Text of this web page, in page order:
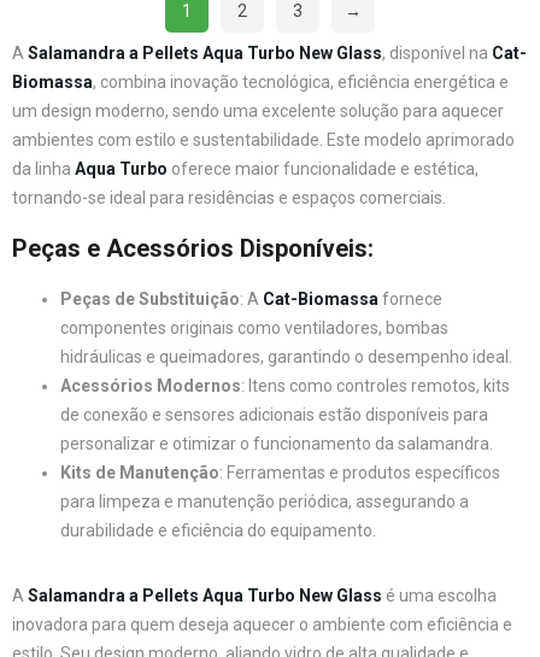
1 2 3 →
ASalamandra a Pellets Aqua Turbo New Glass, disponível na Cat-
Biomassa, combina inovação tecnológica, eficiência energética e
um design moderno, sendo uma excelente solução para aquecer
ambientes com estilo e sustentabilidade. Este modelo aprimorado
da linha Aqua Turbo oferece maior funcionalidade e estética,
tornando-se ideal para residências e espaços comerciais.
Peças e Acessórios Disponíveis:
Peças de Substituição: A Cat-Biomassafornece
componentes originais como ventiladores, bombas
hidráulicas e queimadores, garantindo o desempenho ideal.
Acessórios Modernos: Itens como controles remotos, kits
de conexão e sensores adicionais estão disponíveis para
personalizar e otimizar o funcionamento da salamandra.
Kits de Manutenção: Ferramentas e produtos específicos
para limpeza e manutenção periódica, assegurando a
durabilidade e eficiência do equipamento.
ASalamandra a Pellets Aqua Turbo New Glass é uma escolha
inovadora para quem deseja aquecer o ambiente com eficiência e